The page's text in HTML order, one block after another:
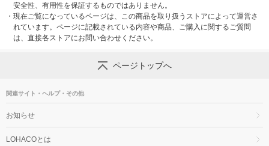
安全性、有用性を保証するものではありません。
・ 現在ご覧になっているページは、この商品を取り扱うストアによって運営さ
れています。ページに記載されている内容や商品、ご購入に関するご質問
は、直接各ストアにお問い合わせください。
ページトップへ
関連サイト・ヘルプ・その他
お知らせ
LOHACOとは